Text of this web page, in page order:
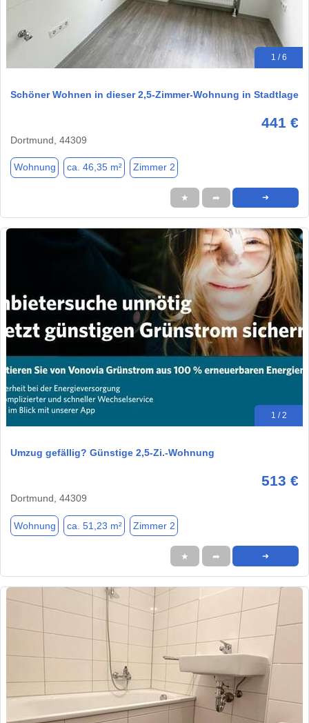
1 / 6
Schöner Wohnen in dieser 2,5-Zimmer-Wohnung in Stadtlage
441 €
Dortmund, 44309
Wohnung ca. 46,35 m² Zimmer 2
★ ➦ ➜
1 / 2
Umzug gefällig? Günstige 2,5-Zi.-Wohnung
513 €
Dortmund, 44309
Wohnung ca. 51,23 m² Zimmer 2
★ ➦ ➜